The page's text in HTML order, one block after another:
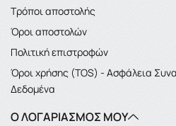
Τρόποι αποστολής
Όροι αποστολών
Πολιτική επιστροφών
Όροι χρήσης (TOS) - Ασφάλεια
Δεδομένα
Ο ΛΟΓΑΡΙΑΣΜΌΣ ΜΟΥ